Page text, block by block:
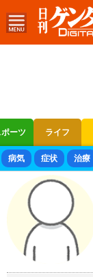
ーツ ライフ
ボートレース 競輪
病気 症状 治療